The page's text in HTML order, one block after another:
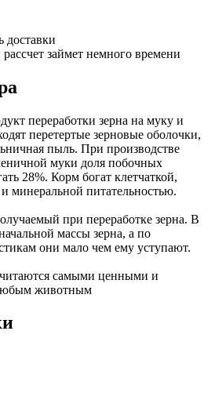
доставки
займет немного времени
переработки зерна на муку и
перетертые зерновые оболочки,
пыль. При производстве
муки доля побочных
28%. Корм богат клетчаткой,
минеральной питательностью.
при переработке зерна. В
массы зерна, а по
они мало чем ему уступают.
самыми ценными и
животным